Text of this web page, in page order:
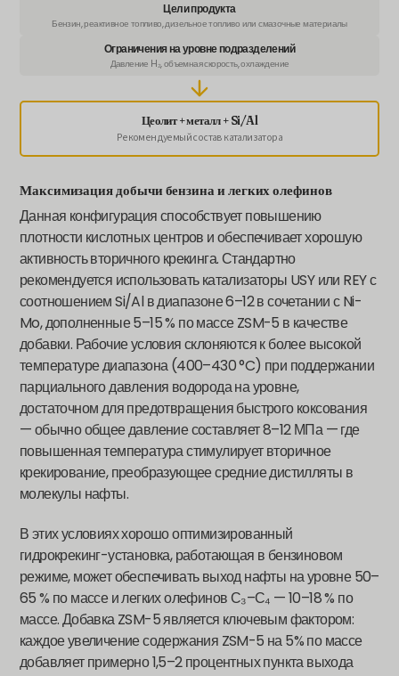
Цели продукта
Бензин, реактивное топливо, дизельное топливо или смазочные материалы
Ограничения на уровне подразделений
Давление H₂, объемная скорость, охлаждение
Цеолит + металл + Si/Al
Рекомендуемый состав катализатора
Максимизация добычи бензина и легких олефинов
Данная конфигурация способствует повышению
плотности кислотных центров и обеспечивает хорошую
активность вторичного крекинга. Стандартно
рекомендуется использовать катализаторы USY или REY с
соотношением Si/Al в диапазоне 6–12 в сочетании с Ni-
Mo, дополненные 5–15 % по массе ZSM-5 в качестве
добавки. Рабочие условия склоняются к более высокой
температуре диапазона (400–430 °C) при поддержании
парциального давления водорода на уровне,
достаточном для предотвращения быстрого коксования
— обычно общее давление составляет 8–12 МПа — где
повышенная температура стимулирует вторичное
крекирование, преобразующее средние дистилляты в
молекулы нафты.
В этих условиях хорошо оптимизированный
гидрокрекинг-установка, работающая в бензиновом
режиме, может обеспечивать выход нафты на уровне 50–
65 % по массе и легких олефинов С₃–С₄ — 10–18 % по
массе. Добавка ZSM-5 является ключевым фактором:
каждое увеличение содержания ZSM-5 на 5% по массе
добавляет примерно 1,5–2 процентных пункта выхода